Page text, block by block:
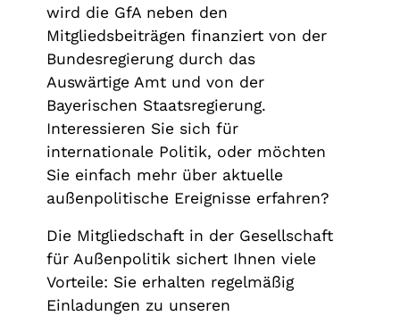
wird die GfA neben den
Mitgliedsbeiträgen finanziert von der
Bundesregierung durch das
Auswärtige Amt und von der
Bayerischen Staatsregierung.
Interessieren Sie sich für
internationale Politik, oder möchten
Sie einfach mehr über aktuelle
außenpolitische Ereignisse erfahren?
Die Mitgliedschaft in der Gesellschaft
für Außenpolitik sichert Ihnen viele
Vorteile: Sie erhalten regelmäßig
Einladungen zu unseren